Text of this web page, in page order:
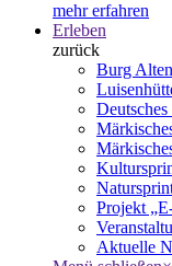
mehr erfahren
Erleben
zurück
Burg
Projekt
Aktuelle